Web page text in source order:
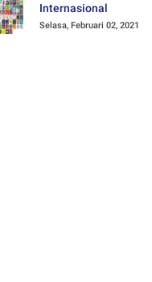
Internasional
Selasa, Februari 02, 2021